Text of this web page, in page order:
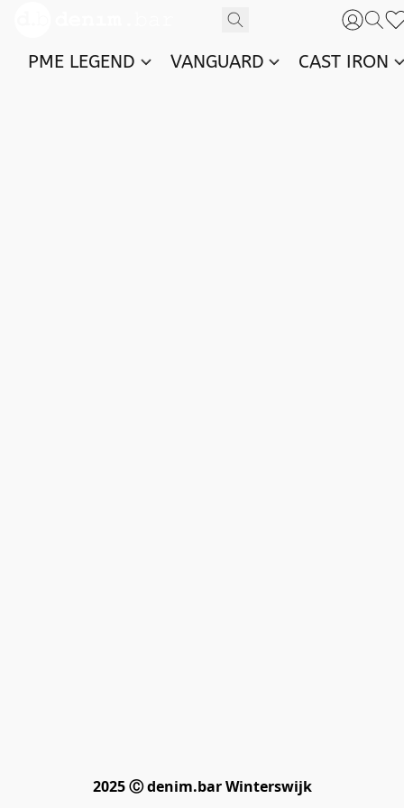
PME LEGEND VANGUARD CAST IRON
2025 Ⓒ denim.bar Winterswijk